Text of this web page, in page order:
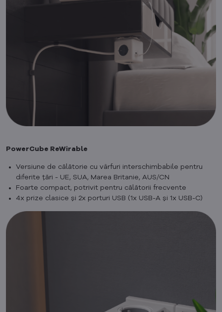
PowerCube ReWirable
Versiune de călătorie cu vârfuri interschimbabile pentru
diferite țări - UE, SUA, Marea Britanie, AUS/CN
Foarte compact, potrivit pentru călătorii frecvente
4x prize clasice și 2x porturi USB (1x USB-A și 1x USB-C)